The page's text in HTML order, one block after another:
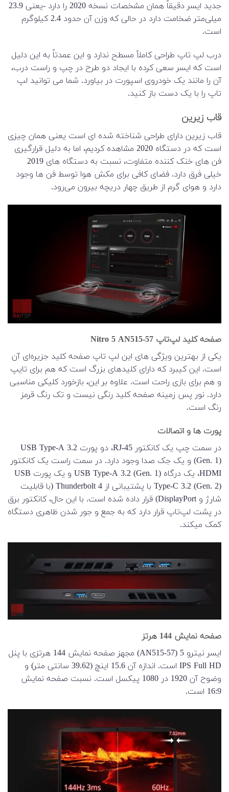
جدید ایسر دقیقاً همان مشخصات نسخه 2020 را دارد -یعنی 23.9
میلی‌متر ضخامت دارد در حالی که وزن آن حدود 2.4 کیلوگرم
است.
درب لپ تاپ طراحی کاملاً مسطح ندارد و این عمدتاً به این دلیل
است که ایسر سعی کرده با ایجاد دو طرح در چپ و راست درب،
آن را مانند یک خودروی اسپورت در بیاورد. شما می توانید لپ
تاپ را با یک دست باز کنید.
قاب زیرین
قاب زیرین دارای طراحی شناخته شده ای است یعنی همان چیزی
است که در دستگاه 2020 مشاهده کردیم، اما به دلیل قرارگیری
فن های خنک کننده متفاوت، نسبت به دستگاه های 2019
خیلی فرق دارد. فضای کافی برای مکش هوا توسط فن ها وجود
دارد و هوای گرم از طریق چهار دریچه بیرون می‌رود.
صفحه کلید لپ‌تاپ Nitro 5 AN515-57
یکی از بهترین ویژگی های این لپ تاپ صفحه کلید جزیره‌ای آن
است. این کیبرد که دارای کلیدهای بزرگ است که هم برای تایپ
و هم برای بازی راحت است. علاوه بر این، بازخورد کلیکی مناسبی
دارد. نور پس زمینه صفحه کلید رنگی نیست و تک رنگ قرمز
رنگ است.
پورت ها و اتصالات
در سمت چپ یک کانکتور RJ-45، دو پورت USB Type-A 3.2
(Gen. 1) و یک جک صدا وجود دارد. در سمت راست یک کانکتور
HDMI، یک درگاه USB Type-A 3.2 (Gen. 1) و یک پورت USB
Type-C 3.2 (Gen. 2) با پشتیبانی از Thunderbolt 4 (با قابلیت
شارژ و DisplayPort) قرار داده شده است. با این حال، کانکتور برق
در پشت لپ‌تاپ قرار دارد که به جمع و جور شدن ظاهری دستگاه
کمک میکند.
صفحه نمایش 144 هرتز
ایسر نیترو 5 (AN515-57) مجهز صفحه نمایش 144 هرتزی با پنل
IPS Full HD است. اندازه آن 15.6 اینچ (39.62 سانتی متر) و
وضوح آن 1920 در 1080 پیکسل است. نسبت صفحه نمایش
16:9 است.